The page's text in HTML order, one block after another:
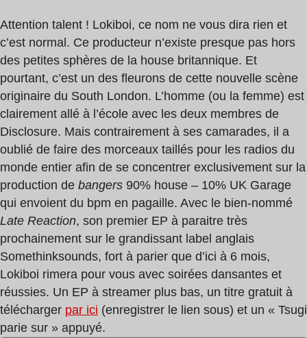
Attention talent ! Lokiboi, ce nom ne vous dira rien et
c’est normal. Ce producteur n’existe presque pas hors
des petites sphères de la house britannique. Et
pourtant, c’est un des fleurons de cette nouvelle scène
originaire du South London. L’homme (ou la femme) est
clairement allé à l’école avec les deux membres de
Disclosure. Mais contrairement à ses camarades, il a
oublié de faire des morceaux taillés pour les radios du
monde entier afin de se concentrer exclusivement sur la
production de bangers 90% house – 10% UK Garage
qui envoient du bpm en pagaille. Avec le bien-nommé
Late Reaction, son premier EP à paraitre très
prochainement sur le grandissant label anglais
Somethinksounds, fort à parier que d’ici à 6 mois,
Lokiboi rimera pour vous avec soirées dansantes et
réussies. Un EP à streamer plus bas, un titre gratuit à
télécharger par ici (enregistrer le lien sous) et un « Tsugi
parie sur » appuyé.